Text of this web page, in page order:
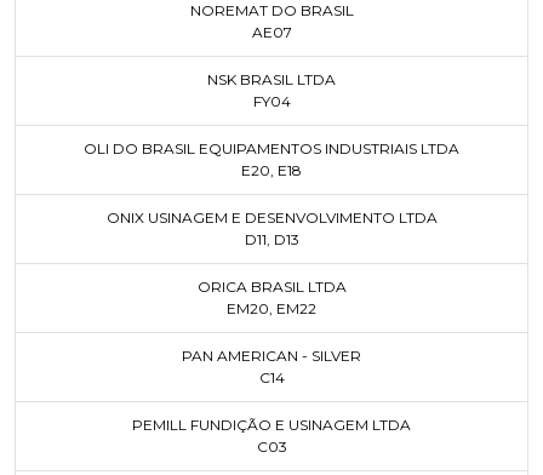
NOREMAT DO BRASIL
AE07
NSK BRASIL LTDA
FY04
OLI DO BRASIL EQUIPAMENTOS INDUSTRIAIS LTDA
E20, E18
ONIX USINAGEM E DESENVOLVIMENTO LTDA
D11, D13
ORICA BRASIL LTDA
EM20, EM22
PAN AMERICAN - SILVER
C14
PEMILL FUNDIÇÃO E USINAGEM LTDA
C03